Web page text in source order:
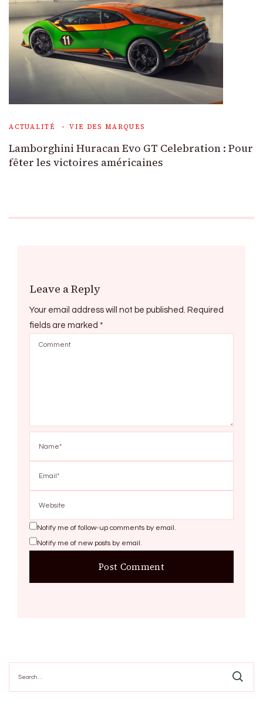
ACTUALITÉ VIE DES MARQUES
Lamborghini Huracan Evo GT Celebration : Pour
fêter les victoires américaines
Leave a Reply
Your email address will not be published.
Required
fields are marked *
Notify me of follow-up comments by email.
Notify me of new posts by email.
for: